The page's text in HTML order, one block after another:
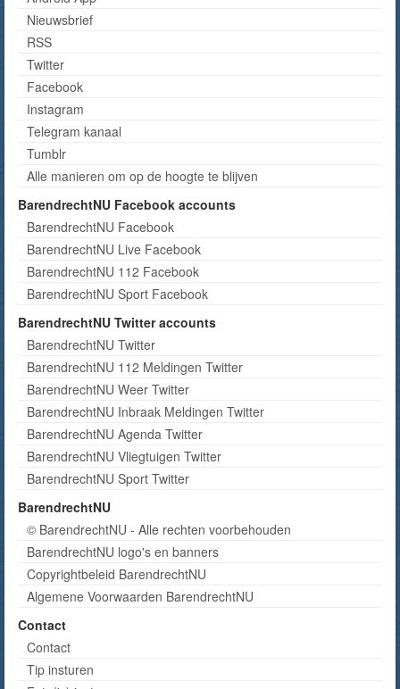
Nieuwsbrief
RSS
Twitter
Facebook
Instagram
Telegram kanaal
Tumblr
Alle manieren om op de hoogte te blijven
BarendrechtNU Facebook accounts
BarendrechtNU Facebook
BarendrechtNU Live Facebook
BarendrechtNU 112 Facebook
BarendrechtNU Sport Facebook
BarendrechtNU Twitter accounts
BarendrechtNU Twitter
BarendrechtNU 112 Meldingen Twitter
BarendrechtNU Weer Twitter
BarendrechtNU Inbraak Meldingen Twitter
BarendrechtNU Agenda Twitter
BarendrechtNU Vliegtuigen Twitter
BarendrechtNU Sport Twitter
BarendrechtNU
© BarendrechtNU - Alle rechten voorbehouden
BarendrechtNU logo's en banners
Copyrightbeleid BarendrechtNU
Algemene Voorwaarden BarendrechtNU
Contact
Contact
Tip insturen